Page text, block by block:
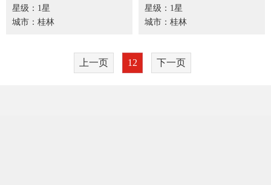
星级：1星
城市：桂林
星级：1星
城市：桂林
上一页 12 下一页